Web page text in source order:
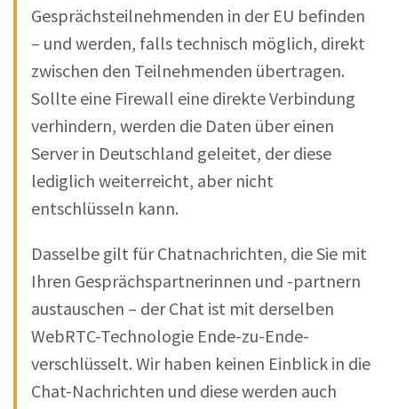
Gesprächsteilnehmenden in der EU befinden
– und werden, falls technisch möglich, direkt
zwischen den Teilnehmenden übertragen.
Sollte eine Firewall eine direkte Verbindung
verhindern, werden die Daten über einen
Server in Deutschland geleitet, der diese
lediglich weiterreicht, aber nicht
entschlüsseln kann.
Dasselbe gilt für Chatnachrichten, die Sie mit
Ihren Gesprächspartnerinnen und -partnern
austauschen – der Chat ist mit derselben
WebRTC-Technologie Ende-zu-Ende-
verschlüsselt. Wir haben keinen Einblick in die
Chat-Nachrichten und diese werden auch